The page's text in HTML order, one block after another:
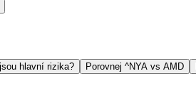
hlavní rizika? Porovnej ^NYA vs AMD